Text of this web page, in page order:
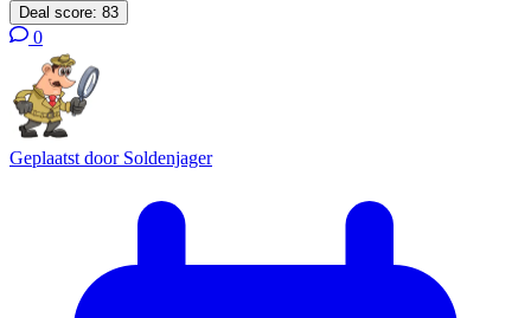
Deal score: 83
0
Geplaatst door Soldenjager